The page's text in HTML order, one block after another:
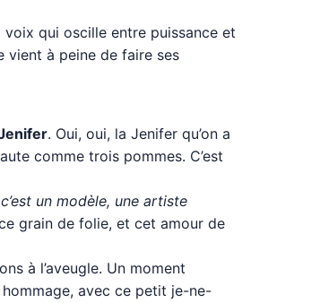
qui oscille entre puissance et
vient à peine de faire ses
. Oui, oui, la Jenifer qu’on a
comme trois pommes. C’est
un modèle, une artiste
grain de folie, et cet amour de
à l’aveugle. Un moment
avec ce petit je-ne-